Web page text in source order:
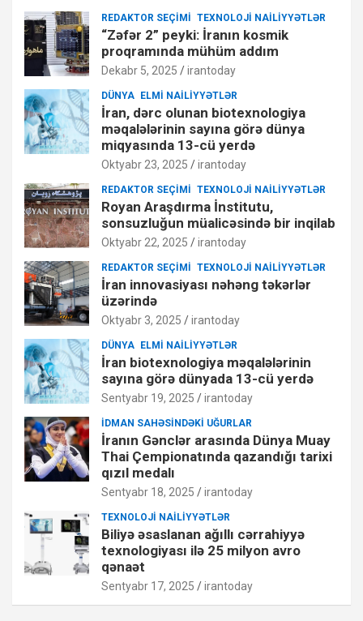
REDAKTOR SEÇIMI TEXNOLOJI NAILIYYƏTLƏR
“Zəfər 2” peyki: İranın kosmik
proqramında mühüm addım
Dekabr 5, 2025 irantoday
DÜNYA ELMI NAILIYYƏTLƏR
İran, dərc olunan biotexnologiya
məqalələrinin sayına görə dünya
miqyasında 13-cü yerdə
Oktyabr 23, 2025 irantoday
REDAKTOR SEÇIMI TEXNOLOJI NAILIYYƏTLƏR
Royan Araşdırma İnstitutu,
sonsuzluğun müalicəsində bir inqilab
Oktyabr 22, 2025 irantoday
REDAKTOR SEÇIMI TEXNOLOJI NAILIYYƏTLƏR
İran innovasiyası nəhəng təkərlər
üzərində
Oktyabr 3, 2025 irantoday
DÜNYA ELMI NAILIYYƏTLƏR
İran biotexnologiya məqalələrinin
sayına görə dünyada 13-cü yerdə
Sentyabr 19, 2025 irantoday
İDMAN SAHƏSINDƏKI UĞURLAR
İranın Gənclər arasında Dünya Muay
Thai Çempionatında qazandığı tarixi
qızıl medalı
Sentyabr 18, 2025 irantoday
TEXNOLOJI NAILIYYƏTLƏR
Biliyə əsaslanan ağıllı cərrahiyyə
texnologiyası ilə 25 milyon avro
qənaət
Sentyabr 17, 2025 irantoday